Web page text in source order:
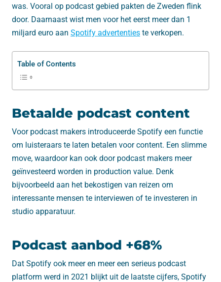
was. Vooral op podcast gebied pakten de Zweden flink
door. Daarnaast wist men voor het eerst meer dan 1
miljard euro aan Spotify advertenties te verkopen.
Table of Contents
Betaalde podcast content
Voor podcast makers introduceerde Spotify een functie
om luisteraars te laten betalen voor content. Een slimme
move, waardoor kan ook door podcast makers meer
geïnvesteerd worden in production value. Denk
bijvoorbeeld aan het bekostigen van reizen om
interessante mensen te interviewen of te investeren in
studio apparatuur.
Podcast aanbod +68%
Dat Spotify ook meer en meer een serieus podcast
platform werd in 2021 blijkt uit de laatste cijfers, Spotify